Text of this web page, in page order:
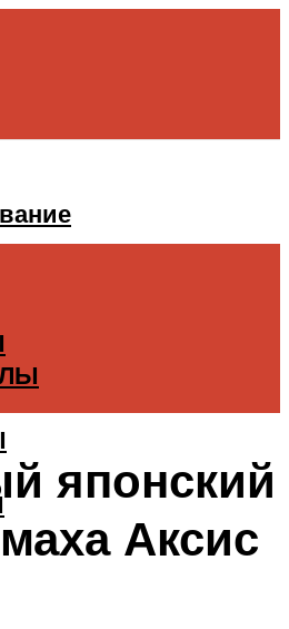
японский
Аксис